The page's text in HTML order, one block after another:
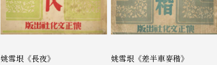
姚雪垠《長夜》 姚雪垠《差半車麥稭》